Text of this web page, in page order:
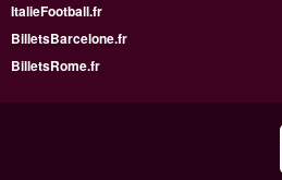
ItalieFootball.fr
BilletsBarcelone.fr
BilletsRome.fr